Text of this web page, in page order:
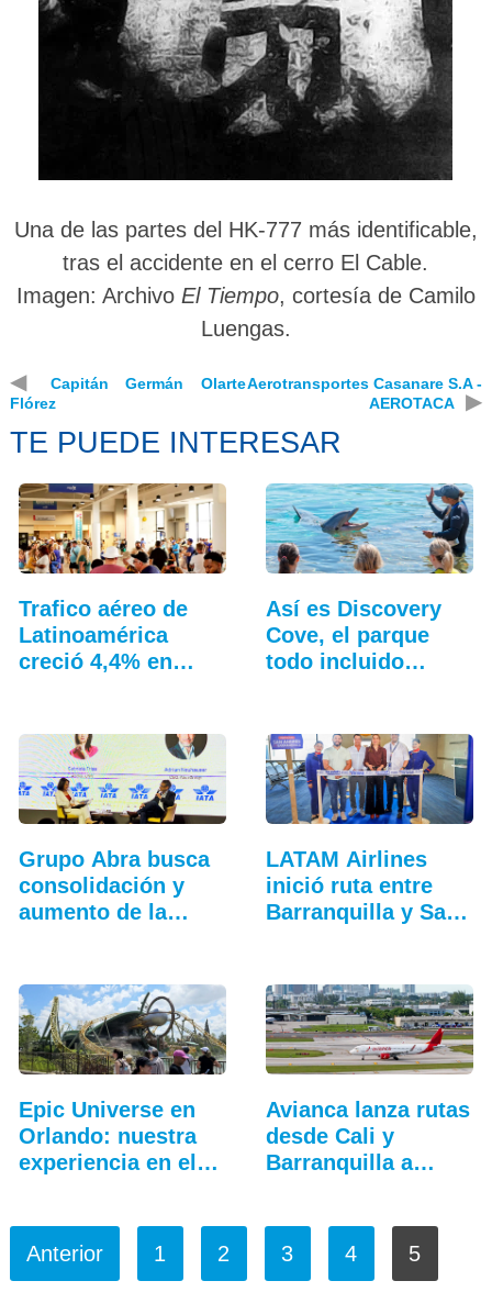
Una de las partes del HK-777 más identificable,
tras el accidente en el cerro El Cable.
Imagen: Archivo El Tiempo, cortesía de Camilo
Luengas.
◀
Capitán Germán Olarte
Flórez
Aerotransportes Casanare S.A -
AEROTACA
▶
TE PUEDE INTERESAR
Trafico aéreo de
Latinoamérica
creció 4,4% en
Así es Discovery
Cove, el parque
todo incluido
Grupo Abra busca
consolidación y
aumento de la
LATAM Airlines
inició ruta entre
Barranquilla y San
Epic Universe en
Orlando: nuestra
experiencia en el…
Avianca lanza rutas
desde Cali y
Barranquilla a
Anterior 1 2 3 4 5